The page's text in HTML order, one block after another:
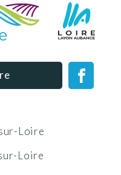
Loire
Loire